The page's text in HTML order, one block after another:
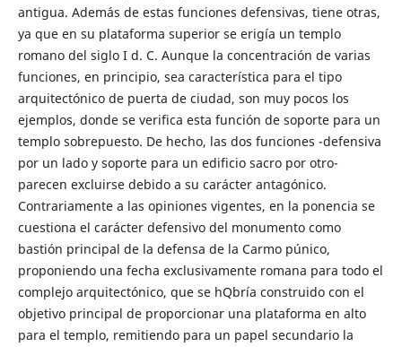
antigua. Además de estas funciones defensivas, tiene otras,
ya que en su plataforma superior se erigía un templo
romano del siglo I d. C. Aunque la concentración de varias
funciones, en principio, sea característica para el tipo
arquitectónico de puerta de ciudad, son muy pocos los
ejemplos, donde se verifica esta función de soporte para un
templo sobrepuesto. De hecho, las dos funciones -defensiva
por un lado y soporte para un edificio sacro por otro-
parecen excluirse debido a su carácter antagónico.
Contrariamente a las opiniones vigentes, en la ponencia se
cuestiona el carácter defensivo del monumento como
bastión principal de la defensa de la Carmo púnico,
proponiendo una fecha exclusivamente romana para todo el
complejo arquitectónico, que se hQbría construido con el
objetivo principal de proporcionar una plataforma en alto
para el templo, remitiendo para un papel secundario la